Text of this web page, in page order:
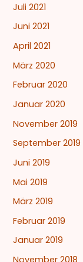
Juli 2021
Juni 2021
April 2021
März 2020
Februar 2020
Januar 2020
November 2019
September 2019
Juni 2019
Mai 2019
März 2019
Februar 2019
Januar 2019